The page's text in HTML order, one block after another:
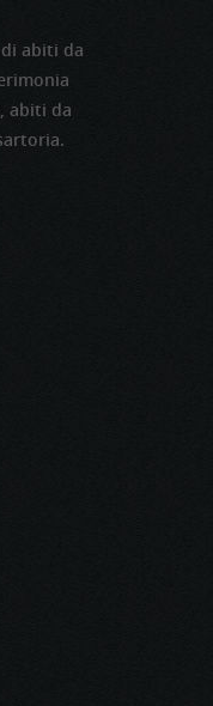
abiti da
abiti da